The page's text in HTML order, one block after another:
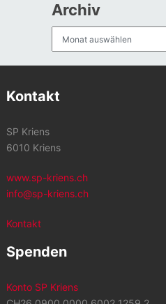
Archiv
Kontakt
SP Kriens
6010 Kriens
www.sp-kriens.ch
info@sp-kriens.ch
Kontakt
Spenden
Konto SP Kriens